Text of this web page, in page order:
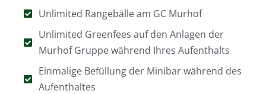
Unlimited Rangebälle am GC Murhof
Unlimited Greenfees auf den Anlagen der
Murhof Gruppe während Ihres Aufenthalts
Einmalige Befüllung der Minibar während des
Aufenthaltes